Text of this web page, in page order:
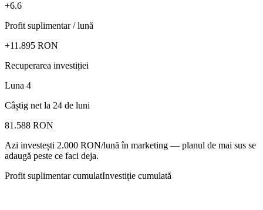
+6.6
Profit suplimentar / lună
+11.895 RON
Recuperarea investiției
Luna 4
Câștig net la 24 de luni
81.588 RON
Azi investești 2.000 RON/lună în marketing — planul de mai sus se
adaugă peste ce faci deja.
Profit suplimentar cumulatInvestiție cumulată